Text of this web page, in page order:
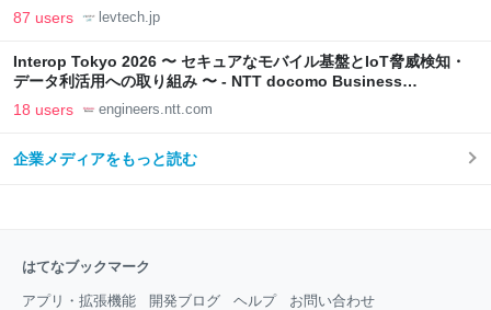
LAB
87 users levtech.jp
Interop Tokyo 2026 〜 セキュアなモバイル基盤とIoT脅威検知・
データ利活用への取り組み 〜 - NTT docomo Business
Engineers' Blog
18 users engineers.ntt.com
企業メディアをもっと読む
はてなブックマーク
アプリ・拡張機能 開発ブログ ヘルプ お問い合わせ